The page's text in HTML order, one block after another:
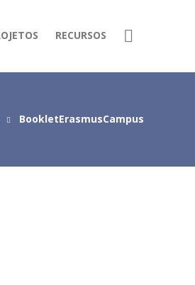
RECURSOS
BookletErasmusCampus